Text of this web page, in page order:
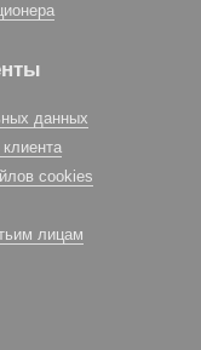
данных
cookies
лицам